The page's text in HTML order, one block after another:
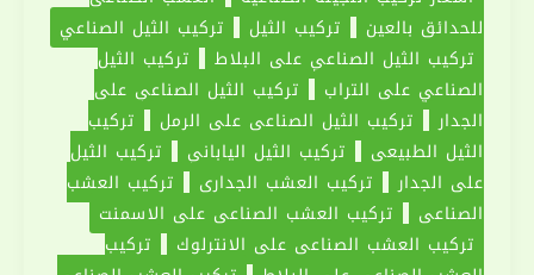
|0551030094|
للحدائق بالعين
تركيب الثيل
تركيب الثيل الصناعي
تركيب الثيل الصناعي على البلاط
تركيب الثيل
الصناعي على التراب
تركيب الثيل الصناعي على
الجدار
تركيب الثيل الصناعي على الرمل
تركيب
الثيل الطبيعي
تركيب الثيل الياباني
تركيب الثيل
على الجدار
تركيب العشب الجداري
تركيب العشب
الصناعي
تركيب العشب الصناعي على الاسمنت
تركيب العشب الصناعي على الانترلوك
تركيب